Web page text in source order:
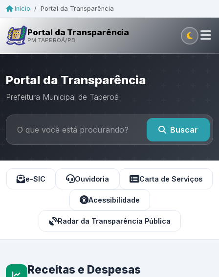
Início / Portal da Transparência
Portal da Transparência
PM TAPEROÁ/PB
Portal da Transparência
Prefeitura Municipal de Taperoá
Buscar
e-SIC Ouvidoria Carta de Serviços
Acessibilidade
Radar da Transparência Pública
Receitas e Despesas